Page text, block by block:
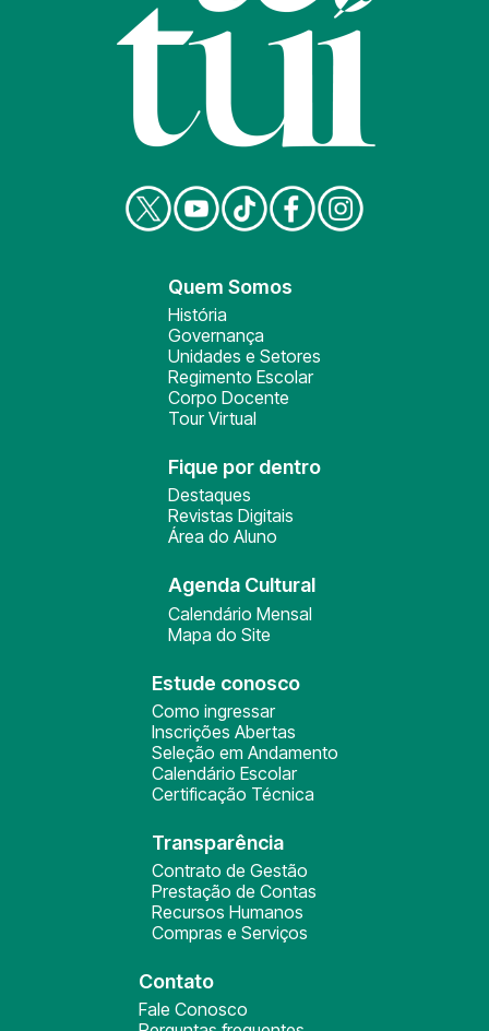
Quem Somos
História
Governança
Unidades e Setores
Regimento Escolar
Corpo Docente
Tour Virtual
Fique por dentro
Destaques
Revistas Digitais
Área do Aluno
Agenda Cultural
Calendário Mensal
Mapa do Site
Estude conosco
Como ingressar
Inscrições Abertas
Seleção em Andamento
Calendário Escolar
Certificação Técnica
Transparência
Contrato de Gestão
Prestação de Contas
Recursos Humanos
Compras e Serviços
Contato
Fale Conosco